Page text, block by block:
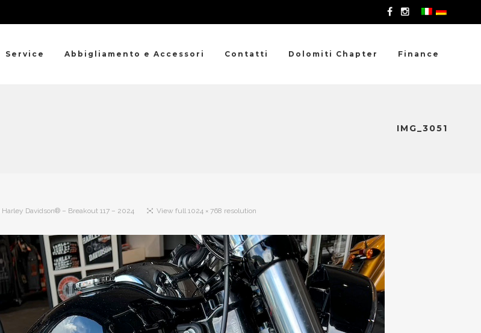
Service Abbigliamento e Accessori Contatti Dolomiti Chapter Finance
IMG_3051
Harley Davidson® – Breakout 117 – 2024 View full 1024 × 768 resolution